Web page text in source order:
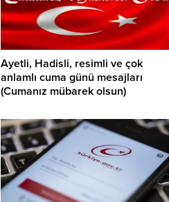
Ayetli, Hadisli, resimli ve çok
anlamlı cuma günü mesajları
(Cumanız mübarek olsun)